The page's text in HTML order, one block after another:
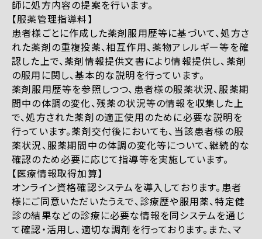
師に処方内容の提案を行います。
【服薬管理指導料】
患者様ごとに作成した薬剤服用歴等に基づいて、処方さ
れた薬剤の重複投薬、相互作用、薬物アレルギー等を確
認した上で、薬剤情報提供文書により情報提供し、薬剤
の服用に関し、基本的な説明を行っています。
薬剤服用歴等を参照しつつ、患者様の服薬状況、服薬期
間中の体調の変化、残薬の状況等の情報を収集した上
で、処方された薬剤の適正使用のために必要な説明を
行っています。薬剤交付後においても、当該患者様の服
薬状況、服薬期間中の体調の変化等について、継続的な
確認のため必要に応じて指導等を実施しています。
【医療情報取得加算】
オンライン資格確認システムを導入しております。患者
様にご同意いただいたうえで、診療歴や服用薬、特定健
診の結果などの診療に必要な情報を同システムを通じ
て確認・活用し、適切な調剤を行っております。また、マ